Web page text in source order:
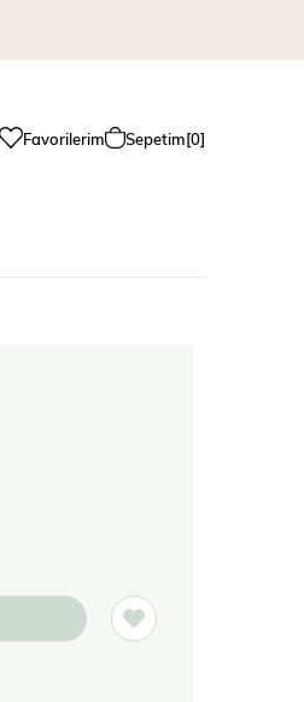
Favorilerim Sepetim 0